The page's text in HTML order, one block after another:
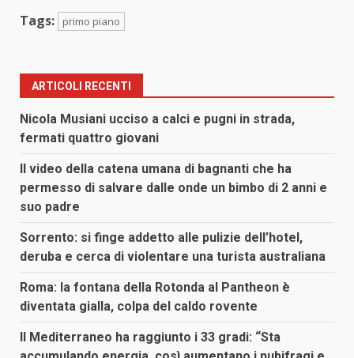
Tags: primo piano
ARTICOLI RECENTI
Nicola Musiani ucciso a calci e pugni in strada,
fermati quattro giovani
Il video della catena umana di bagnanti che ha
permesso di salvare dalle onde un bimbo di 2 anni e
suo padre
Sorrento: si finge addetto alle pulizie dell’hotel,
deruba e cerca di violentare una turista australiana
Roma: la fontana della Rotonda al Pantheon è
diventata gialla, colpa del caldo rovente
Il Mediterraneo ha raggiunto i 33 gradi: “Sta